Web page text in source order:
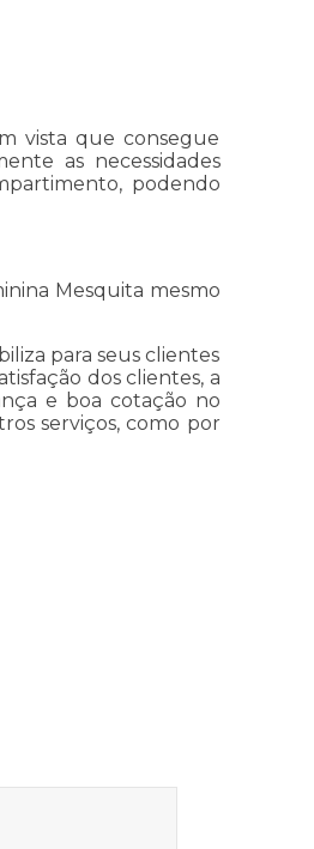
vista que consegue
as necessidades
podendo
Mesquita mesmo
para seus clientes
dos clientes, a
e boa cotação no
serviços, como por